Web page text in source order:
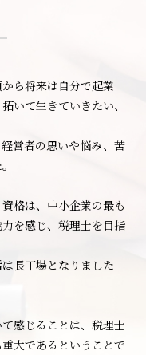
ら将来は自分で起業
いて生きていきたい、
営者の思いや悩み、苦
格は、中小企業の最も
を感じ、税理士を目指
長丁場となりました
感じることは、税理士
大であるということで